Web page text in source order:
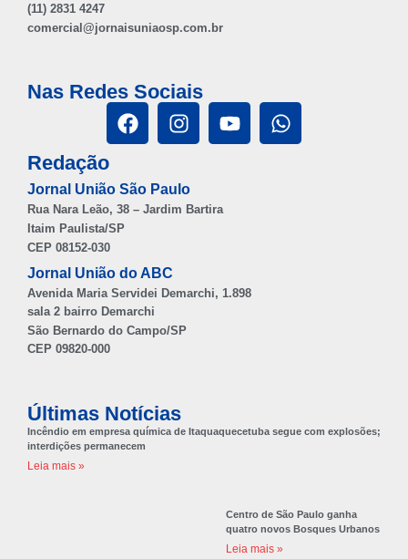
(11) 2831 4247
comercial@jornaisuniaosp.com.br
Nas Redes Sociais
Redação
Jornal União São Paulo
Rua Nara Leão, 38 – Jardim Bartira
Itaim Paulista/SP
CEP 08152-030
Jornal União do ABC
Avenida Maria Servidei Demarchi, 1.898
sala 2 bairro Demarchi
São Bernardo do Campo/SP
CEP 09820-000
Últimas Notícias
Incêndio em empresa química de Itaquaquecetuba segue com explosões;
interdições permanecem
Leia mais »
Centro de São Paulo ganha
quatro novos Bosques Urbanos
Leia mais »